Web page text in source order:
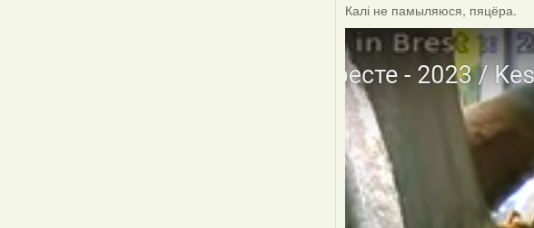
Калі не памыляюся, пяцёра.